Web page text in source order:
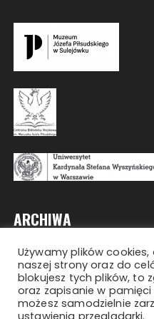
ARCHIWA
Archiwa
Używamy plików cookies,
naszej strony oraz do
blokujesz tych plików, to
oraz zapisanie w pamięci
możesz samodzielnie
ustawienia przeglądarki.